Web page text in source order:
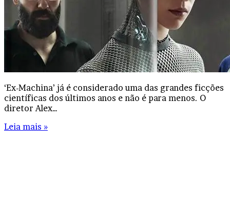
‘Ex-Machina’ já é considerado uma das grandes ficções
científicas dos últimos anos e não é para menos. O
diretor Alex…
Leia mais »